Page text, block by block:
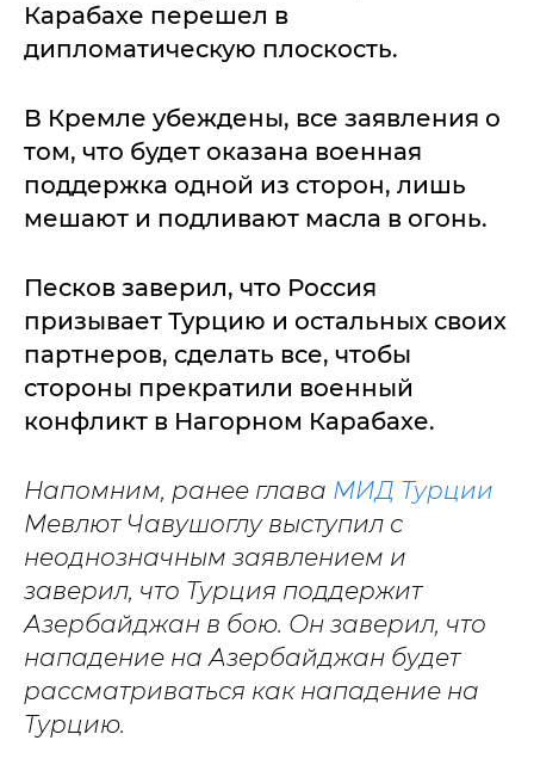
Карабахе перешел в
дипломатическую плоскость.
В Кремле убеждены, все заявления о
том, что будет оказана военная
поддержка одной из сторон, лишь
мешают и подливают масла в огонь.
Песков заверил, что Россия
призывает Турцию и остальных своих
партнеров, сделать все, чтобы
стороны прекратили военный
конфликт в Нагорном Карабахе.
Напомним, ранее глава МИД Турции
Мевлют Чавушоглу выступил с
неоднозначным заявлением и
заверил, что Турция поддержит
Азербайджан в бою. Он заверил, что
нападение на Азербайджан будет
рассматриваться как нападение на
Турцию.